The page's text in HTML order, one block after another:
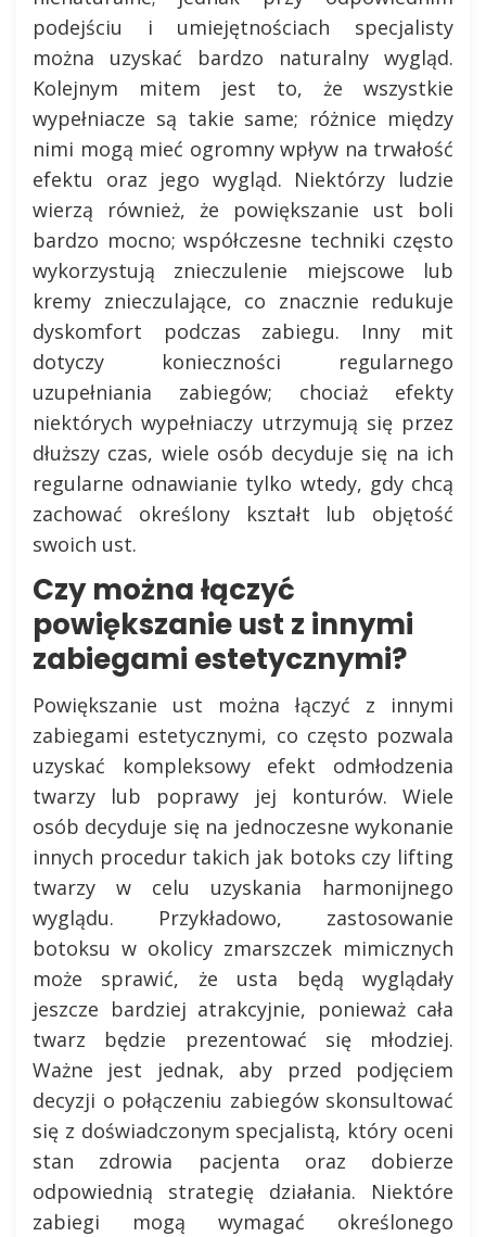
podejściu i umiejętnościach specjalisty
można uzyskać bardzo naturalny wygląd.
Kolejnym mitem jest to, że wszystkie
wypełniacze są takie same; różnice między
nimi mogą mieć ogromny wpływ na trwałość
efektu oraz jego wygląd. Niektórzy ludzie
wierzą również, że powiększanie ust boli
bardzo mocno; współczesne techniki często
wykorzystują znieczulenie miejscowe lub
kremy znieczulające, co znacznie redukuje
dyskomfort podczas zabiegu. Inny mit
dotyczy konieczności regularnego
uzupełniania zabiegów; chociaż efekty
niektórych wypełniaczy utrzymują się przez
dłuższy czas, wiele osób decyduje się na ich
regularne odnawianie tylko wtedy, gdy chcą
zachować określony kształt lub objętość
swoich ust.
Czy można łączyć
powiększanie ust z innymi
zabiegami estetycznymi?
Powiększanie ust można łączyć z innymi
zabiegami estetycznymi, co często pozwala
uzyskać kompleksowy efekt odmłodzenia
twarzy lub poprawy jej konturów. Wiele
osób decyduje się na jednoczesne wykonanie
innych procedur takich jak botoks czy lifting
twarzy w celu uzyskania harmonijnego
wyglądu. Przykładowo, zastosowanie
botoksu w okolicy zmarszczek mimicznych
może sprawić, że usta będą wyglądały
jeszcze bardziej atrakcyjnie, ponieważ cała
twarz będzie prezentować się młodziej.
Ważne jest jednak, aby przed podjęciem
decyzji o połączeniu zabiegów skonsultować
się z doświadczonym specjalistą, który oceni
stan zdrowia pacjenta oraz dobierze
odpowiednią strategię działania. Niektóre
zabiegi mogą wymagać określonego